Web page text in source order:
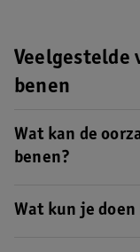
Veelgestelde
benen
Wat kan de
benen?
bewegen. Ook kun je
Wat kun je